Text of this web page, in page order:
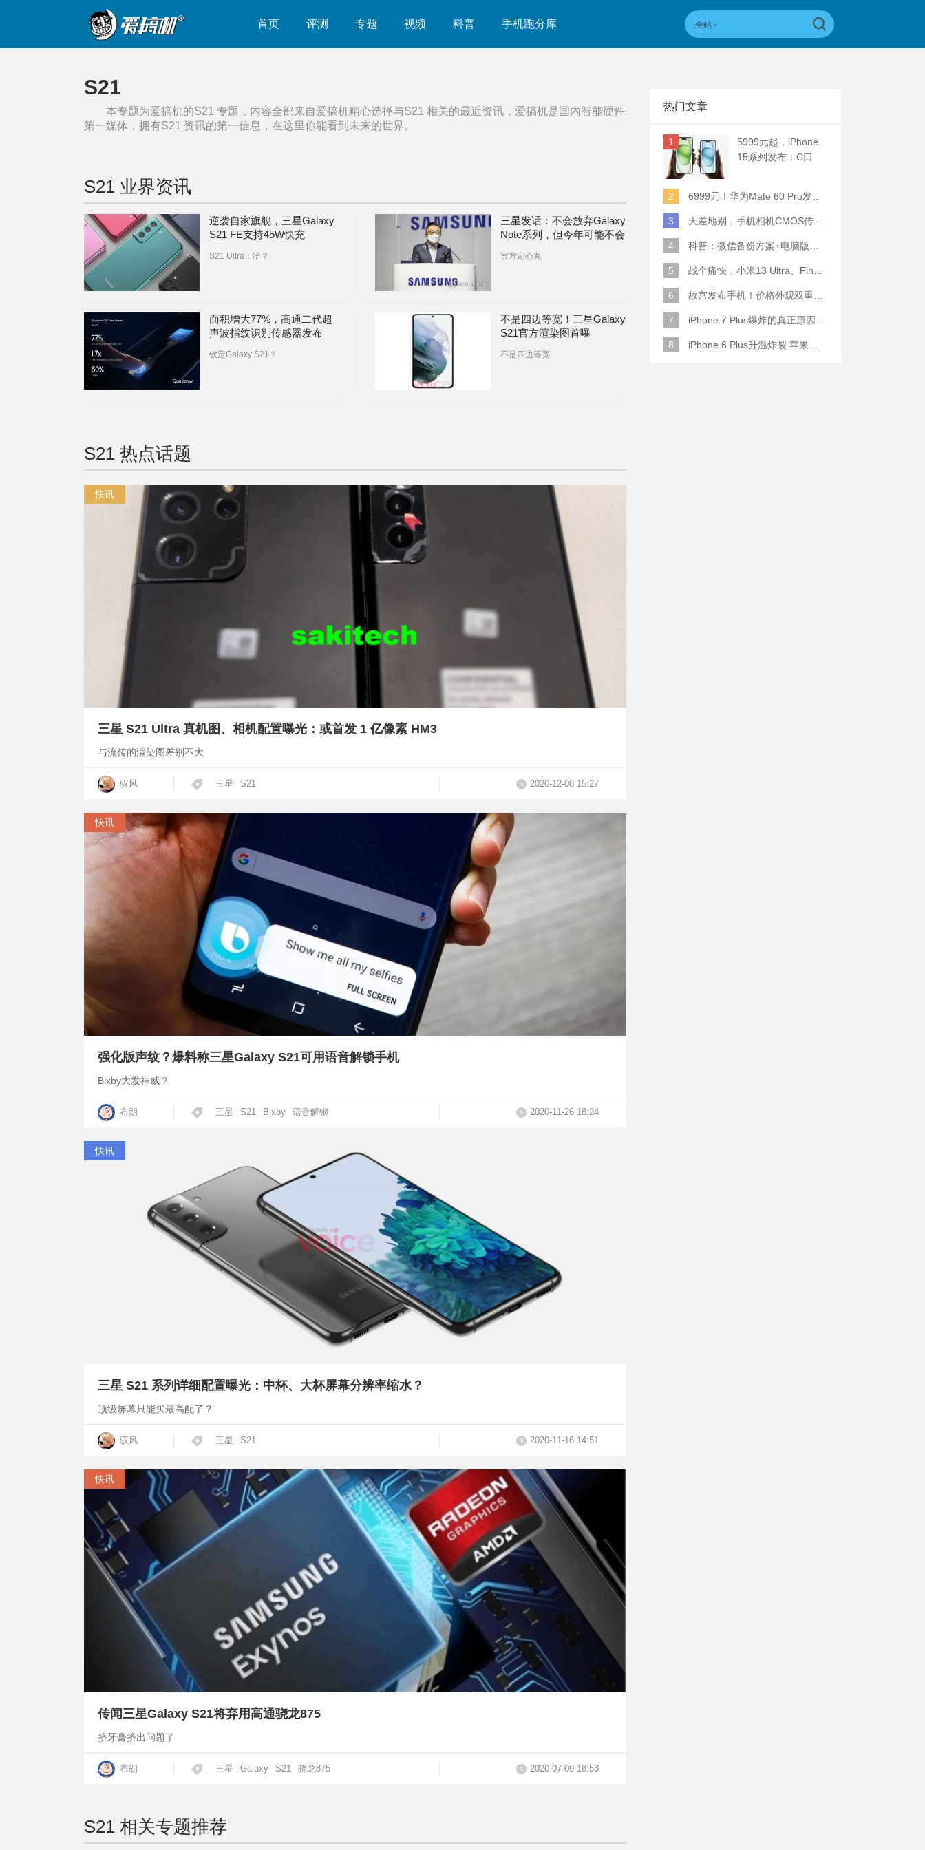
首页 评测 专题 视频 科普 手机跑分库 全站
S21
本专题为爱搞机的S21 专题，内容全部来自爱搞机精心选择与S21 相关的最近资讯，爱搞机是国内智能硬件
第一媒体，拥有S21 资讯的第一信息，在这里你能看到未来的世界。
S21 业界资讯
逆袭自家旗舰，三星Galaxy
S21 FE支持45W快充
S21 Ultra：哈？
三星发话：不会放弃Galaxy
Note系列，但今年可能不会
官方定心丸
面积增大77%，高通二代超
声波指纹识别传感器发布
钦定Galaxy S21？
不是四边等宽！三星Galaxy
S21官方渲染图首曝
不是四边等宽
S21 热点话题
快讯
三星 S21 Ultra 真机图、相机配置曝光：或首发 1 亿像素 HM3
与流传的渲染图差别不大
驭风 三星 S21 2020-12-08 15:27
快讯
强化版声纹？爆料称三星Galaxy S21可用语音解锁手机
Bixby大发神威？
布朗 三星 S21 Bixby 语音解锁 2020-11-26 18:24
快讯
三星 S21 系列详细配置曝光：中杯、大杯屏幕分辨率缩水？
顶级屏幕只能买最高配了？
驭风 三星 S21 2020-11-16 14:51
快讯
传闻三星Galaxy S21将弃用高通骁龙875
挤牙膏挤出问题了
布朗 三星 Galaxy S21 骁龙875 2020-07-09 18:53
S21 相关专题推荐
热门文章
1
5999元起，iPhone
15系列发布：C口
2
6999元！华为Mate 60 Pro发布：麒麟9000S+卫星通话 (附初步跑分)
3 天差地别，手机相机CMOS传感器实际面积对比
4 科普：微信备份方案+电脑版丢失数据恢复指南
5 战个痛快，小米13 Ultra、Find X6 Pro、vivo X90 Pro+、小米12SU拍照横评
6 故宫发布手机！价格外观双重逆天！
7 iPhone 7 Plus爆炸的真正原因原来是这样
8 iPhone 6 Plus升温炸裂 苹果赔了一部全新的